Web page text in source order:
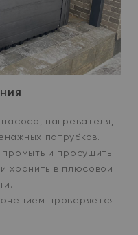
нагревателя,
патрубков.
и просушить.
хранить в плюсовой
проверяется